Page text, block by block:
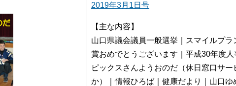
2019年3月1日号
【主な内容】
山口県議会議員一般選挙｜スマイルプ
賞おめでとうございます｜平成30年度
ピックスさんようおのだ（休日窓口サ
か）｜情報ひろば｜健康だより｜山口ゆ